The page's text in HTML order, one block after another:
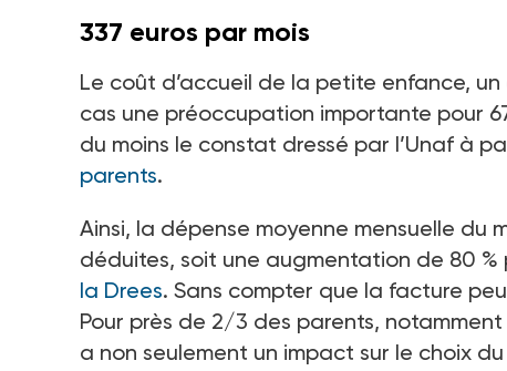
337 euros par mois
Le coût d’accueil de la petite enfance,
cas une préoccupation importante pour
du moins le constat dressé par l’Unaf à
parents.
Ainsi, la dépense moyenne mensuelle du
déduites, soit une augmentation de 80
la Drees. Sans compter que la facture
Pour près de 2/3 des parents,
a non seulement un impact sur le choix